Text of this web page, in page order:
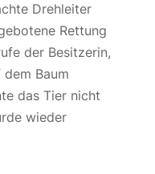
Drehleiter
Rettung
der Besitzerin,
Baum
das Tier nicht
wieder